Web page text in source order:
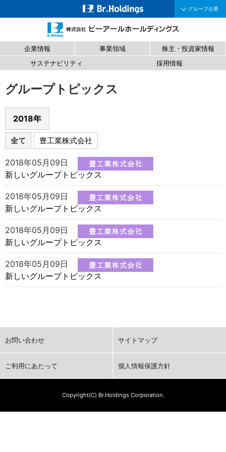
グループ企業
企業情報 事業領域
株主・投資家情報
サステナビリティ
採用情報
グループトピックス
2018年
全て 豊工業株式会社
2018年05月09日
新しいグループトピックス
2018年05月09日
新しいグループトピックス
2018年05月09日
新しいグループトピックス
2018年05月09日
新しいグループトピックス
お問い合わせ サイトマップ
ご利用にあたって 個人情報保護方針
Copyright(C) Br.Holdings Corporation.